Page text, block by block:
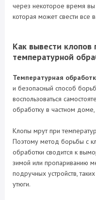
через некоторое время вы
которая может свести все
Как вывести
температурной
Температурная
и безопасный способ
воспользоваться
обработку в частном
Клопы мрут при
Поэтому метод борьбы с
обработки сводится к
зимой или пропариванию
подручных устройств,
утюги.